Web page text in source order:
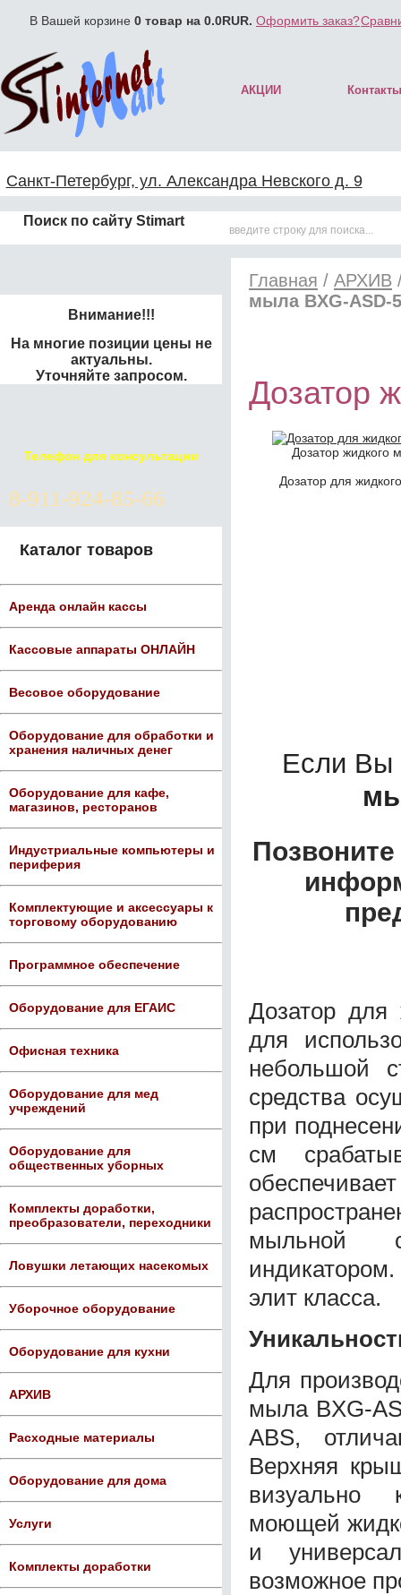
В Вашей корзине 0 товар на 0.0RUR. Оформить заказ?
АКЦИИ Контакты
Санкт-Петербург, ул. Александра Невского д. 9
Поиск по сайту Stimart
Внимание!!!
На многие позиции цены не
актуальны.
Уточняйте запросом.
Телефон для консультации
8-911-924-85-66
Каталог товаров
Аренда онлайн кассы
Кассовые аппараты ОНЛАЙН
Весовое оборудование
Оборудование для обработки и
хранения наличных денег
Оборудование для кафе,
магазинов, ресторанов
Индустриальные компьютеры и
периферия
Комплектующие и аксессуары к
торговому оборудованию
Программное обеспечение
Оборудование для ЕГАИС
Офисная техника
Оборудование для мед
учреждений
Оборудование для
общественных уборных
Комплекты доработки,
преобразователи, переходники
Ловушки летающих насекомых
Уборочное оборудование
Оборудование для кухни
АРХИВ
Расходные материалы
Оборудование для дома
Услуги
Комплекты доработки
Главная / АРХИВ
мыла BXG-ASD-
Дозатор
Дозатор жидкого
Дозатор для
Если Вы
Дозатор для
для
небольшой
средства
при
см
мыльной
элит класса.
Для
мыла BXG-
ABS,
Верхняя
визуально
моющей
и
возможное